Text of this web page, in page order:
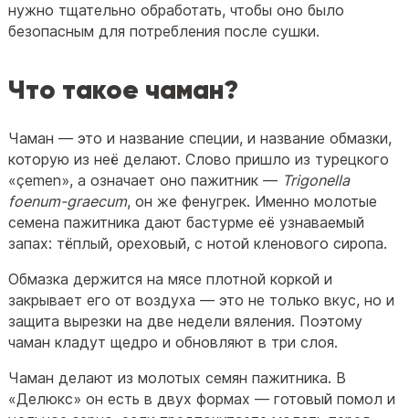
нужно тщательно обработать, чтобы оно было
безопасным для потребления после сушки.
Что такое чаман?
Чаман — это и название специи, и название обмазки,
которую из неё делают. Слово пришло из турецкого
«çemen», а означает оно пажитник — Trigonella
foenum-graecum, он же фенугрек. Именно молотые
семена пажитника дают бастурме её узнаваемый
запах: тёплый, ореховый, с нотой кленового сиропа.
Обмазка держится на мясе плотной коркой и
закрывает его от воздуха — это не только вкус, но и
защита вырезки на две недели вяления. Поэтому
чаман кладут щедро и обновляют в три слоя.
Чаман делают из молотых семян пажитника. В
«Делюкс» он есть в двух формах — готовый помол и